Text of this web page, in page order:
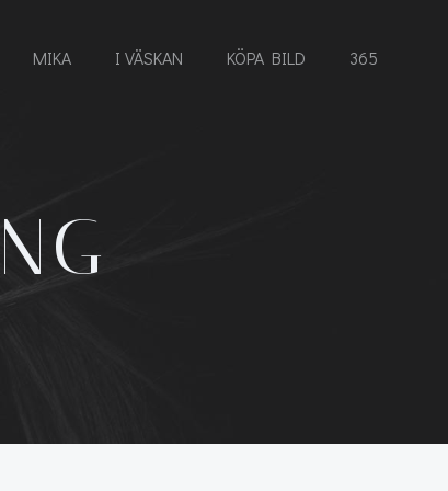
MIKA I VÄSKAN KÖPA BILD 365